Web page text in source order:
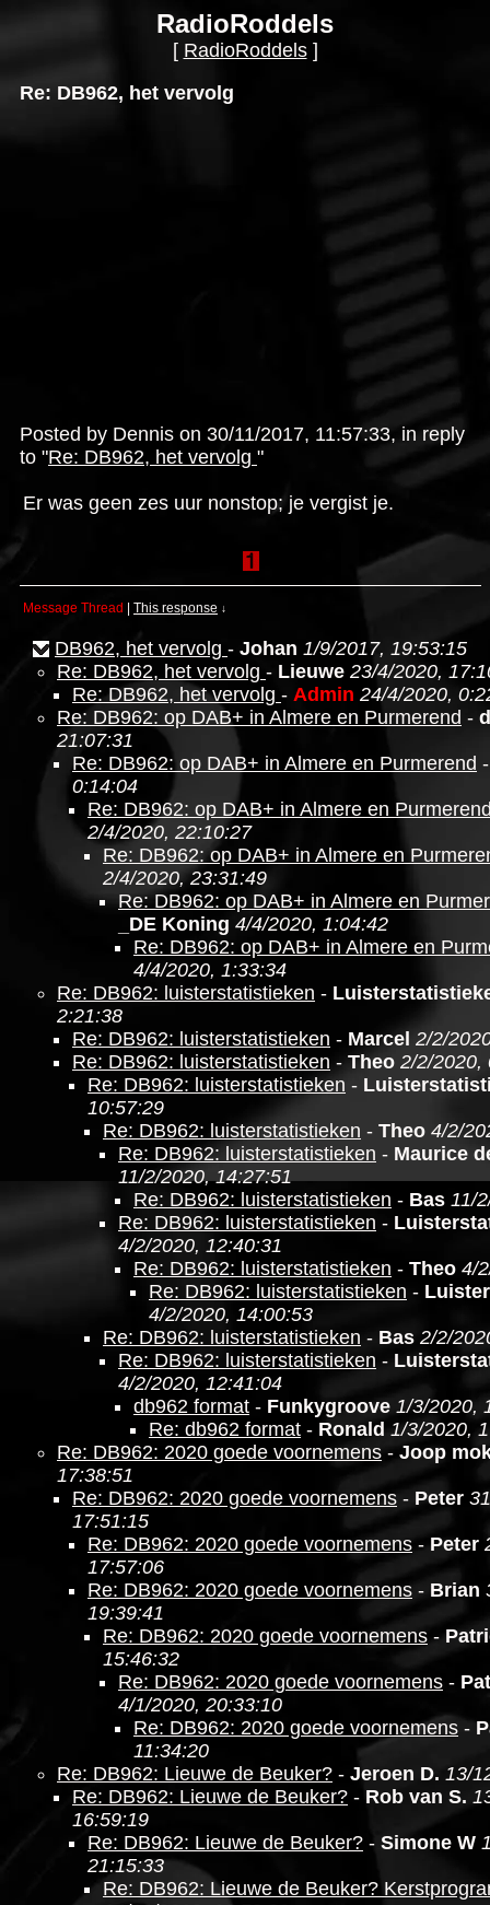
RadioRoddels
[ RadioRoddels]
Re: DB962, het vervolg
Posted by Dennis on 30/11/2017, 11:57:33, in reply
to "Re: DB962, het vervolg "
Er was geen zes uur nonstop; je vergist je.
Message Thread This response ↓
DB962, het vervolg - Johan 1/9/2017, 19:53:15
Re: DB962, het vervolg - Lieuwe 23/4/2020,
Re: DB962, het vervolg - Admin 24/4/2020,
Re: DB962: op DAB+ in Almere en Purmerend -
21:07:31
Re: DB962: op DAB+ in Almere en Purmerend
0:14:04
Re: DB962: op DAB+ in Almere en
2/4/2020, 22:10:27
Re: DB962: op DAB+ in Almere en
2/4/2020, 23:31:49
Re: DB962: op DAB+ in Almere en
_DE Koning 4/4/2020, 1:04:42
Re: DB962: op DAB+ in Almere en
4/4/2020, 1:33:34
Re: DB962: luisterstatistieken -
2:21:38
Re: DB962: luisterstatistieken - Marcel 2/2/
Re: DB962: luisterstatistieken - Theo 2/2/2020,
Re: DB962: luisterstatistieken -
10:57:29
Re: DB962: luisterstatistieken - Theo 4/2/
Re: DB962: luisterstatistieken - Maurice
11/2/2020, 14:27:51
Re: DB962: luisterstatistieken - Bas 11/
Re: DB962: luisterstatistieken -
4/2/2020, 12:40:31
Re: DB962: luisterstatistieken - Theo 4/
Re: DB962: luisterstatistieken -
4/2/2020, 14:00:53
Re: DB962: luisterstatistieken - Bas 2/2/
Re: DB962: luisterstatistieken -
4/2/2020, 12:41:04
db962 format - Funkygroove 1/3/2020,
Re: db962 format - Ronald 1/3/2020,
Re: DB962: 2020 goede voornemens - Joop
17:38:51
Re: DB962: 2020 goede voornemens - Peter
17:51:15
Re: DB962: 2020 goede voornemens - Peter
17:57:06
Re: DB962: 2020 goede voornemens - Brian
19:39:41
Re: DB962: 2020 goede voornemens -
15:46:32
Re: DB962: 2020 goede voornemens -
4/1/2020, 20:33:10
Re: DB962: 2020 goede voornemens -
11:34:20
Re: DB962: Lieuwe de Beuker? - Jeroen D. 13/
Re: DB962: Lieuwe de Beuker? - Rob van S.
16:59:19
Re: DB962: Lieuwe de Beuker? - Simone W
21:15:33
Re: DB962: Lieuwe de Beuker?